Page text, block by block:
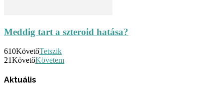
Meddig tart a szteroid hatása?
610KövetőTetszik
21KövetőKövetem
Aktuális